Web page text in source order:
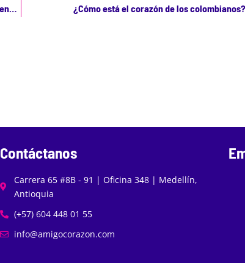
¿Cómo está el corazón de los colombianos?
Contáctanos
Carrera 65 #8B - 91 | Oficina 348 | Medellín,
Antioquia
(+57) 604 448 01 55
info@amigocorazon.com